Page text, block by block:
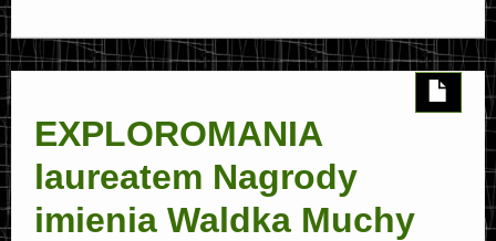
EXPLOROMANIA
laureatem Nagrody
imienia Waldka Muchy